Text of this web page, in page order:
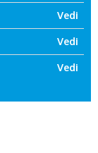
Vedi
Vedi
Vedi